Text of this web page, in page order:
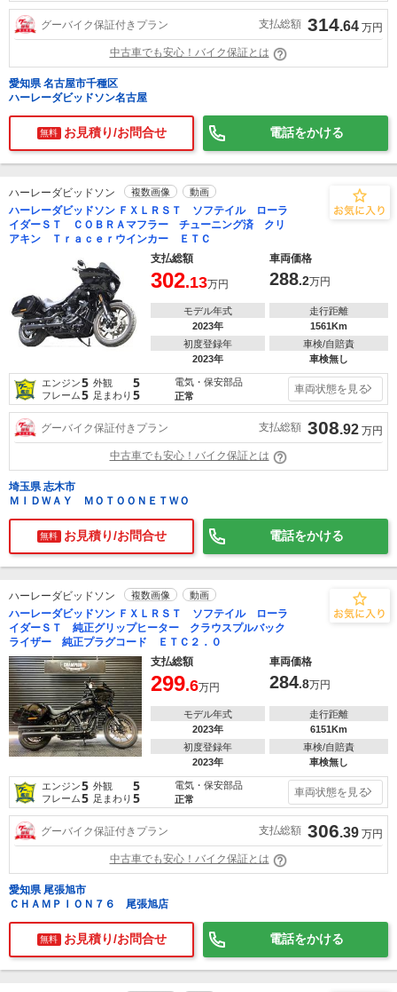
グーバイク保証付きプラン 支払総額 314.64 万円
中古車でも安心！バイク保証とは
愛知県 名古屋市千種区
ハーレーダビッドソン名古屋
無料 お見積り/お問合せ 電話をかける
ハーレーダビッドソン 複数画像 動画
ハーレーダビッドソン ＦＸＬＲＳＴ ソフテイル ローラ
イダーＳＴ ＣＯＢＲＡマフラー チューニング済 クリ
アキン Ｔｒａｃｅｒウインカー ＥＴＣ
支払総額
車両価格
302.13万円 288.2万円
モデル年式
2023年
走行距離
1561Km
初度登録年
2023年
車検/自賠責
車検無し
エンジン5 外観 5
フレーム5 足まわり 5
電気・保安部品
正常
車両状態を見る
グーバイク保証付きプラン 支払総額 308.92 万円
中古車でも安心！バイク保証とは
埼玉県 志木市
ＭＩＤＷＡＹ ＭＯＴＯＯＮＥＴＷＯ
無料 お見積り/お問合せ 電話をかける
ハーレーダビッドソン 複数画像 動画
ハーレーダビッドソン ＦＸＬＲＳＴ ソフテイル ローラ
イダーＳＴ 純正グリップヒーター クラウスプルバック
ライザー 純正プラグコード ＥＴＣ２．０
支払総額
車両価格
299.6万円 284.8万円
モデル年式
2023年
走行距離
6151Km
初度登録年
2023年
車検/自賠責
車検無し
エンジン5 外観 5
フレーム5 足まわり 5
電気・保安部品
正常
車両状態を見る
グーバイク保証付きプラン 支払総額 306.39 万円
中古車でも安心！バイク保証とは
愛知県 尾張旭市
ＣＨＡＭＰＩＯＮ７６ 尾張旭店
無料 お見積り/お問合せ 電話をかける